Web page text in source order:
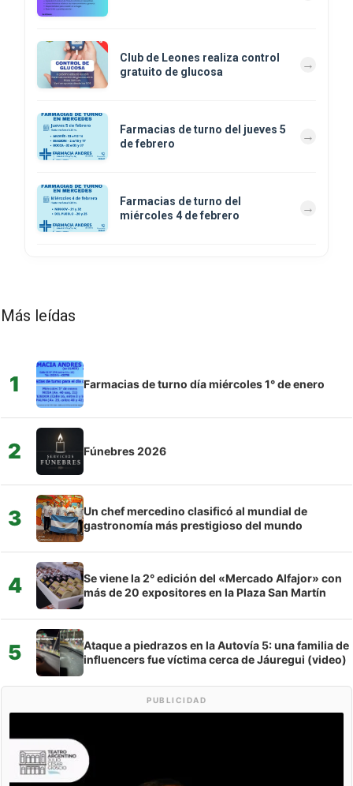
Club de Leones realiza control
gratuito de glucosa
Farmacias de turno del jueves 5
de febrero
Farmacias de turno del
miércoles 4 de febrero
Más leídas
1 Farmacias de turno día miércoles 1° de enero
2 Fúnebres 2026
3
Un chef mercedino clasificó al mundial de
gastronomía más prestigioso del mundo
4
Se viene la 2° edición del «Mercado Alfajor» con
más de 20 expositores en la Plaza San Martín
5
Ataque a piedrazos en la Autovía 5: una familia de
influencers fue víctima cerca de Jáuregui (video)
PUBLICIDAD